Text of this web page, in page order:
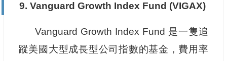
9. Vanguard Growth Index Fund (VIGAX)
Vanguard Growth Index Fund 是一隻追
蹤美國大型成長型公司指數的基金，費用率